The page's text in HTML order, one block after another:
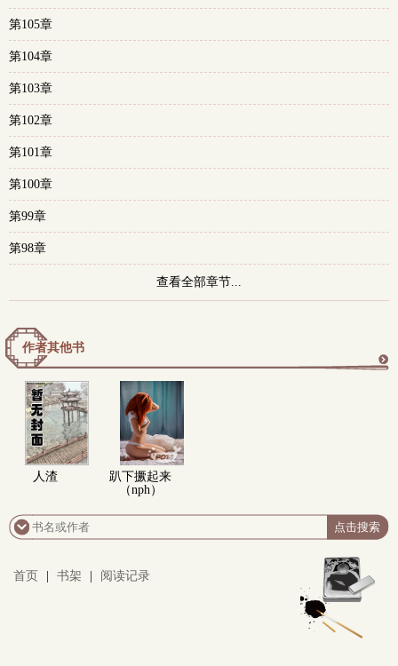
第105章
第104章
第103章
第102章
第101章
第100章
第99章
第98章
查看全部章节...
作者其他书
人渣
趴下撅起来
（nph）
首页 书架 阅读记录